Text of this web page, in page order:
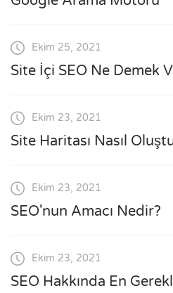
Ekim 25, 2021
Site İçi SEO Ne Demek
Ekim 23, 2021
Site Haritası Nasıl
Ekim 23, 2021
SEO'nun Amacı Nedir?
Ekim 23, 2021
SEO Hakkında En